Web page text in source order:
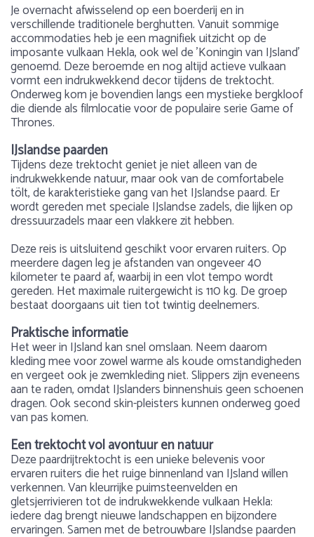
Je overnacht afwisselend op een boerderij en in
verschillende traditionele berghutten. Vanuit sommige
accommodaties heb je een magnifiek uitzicht op de
imposante vulkaan Hekla, ook wel de 'Koningin van IJsland'
genoemd. Deze beroemde en nog altijd actieve vulkaan
vormt een indrukwekkend decor tijdens de trektocht.
Onderweg kom je bovendien langs een mystieke bergkloof
die diende als filmlocatie voor de populaire serie Game of
Thrones.
IJslandse paarden
Tijdens deze trektocht geniet je niet alleen van de
indrukwekkende natuur, maar ook van de comfortabele
tölt, de karakteristieke gang van het IJslandse paard. Er
wordt gereden met speciale IJslandse zadels, die lijken op
dressuurzadels maar een vlakkere zit hebben.
Deze reis is uitsluitend geschikt voor ervaren ruiters. Op
meerdere dagen leg je afstanden van ongeveer 40
kilometer te paard af, waarbij in een vlot tempo wordt
gereden. Het maximale ruitergewicht is 110 kg. De groep
bestaat doorgaans uit tien tot twintig deelnemers.
Praktische informatie
Het weer in IJsland kan snel omslaan. Neem daarom
kleding mee voor zowel warme als koude omstandigheden
en vergeet ook je zwemkleding niet. Slippers zijn eveneens
aan te raden, omdat IJslanders binnenshuis geen schoenen
dragen. Ook second skin-pleisters kunnen onderweg goed
van pas komen.
Een trektocht vol avontuur en natuur
Deze paardrijtrektocht is een unieke belevenis voor
ervaren ruiters die het ruige binnenland van IJsland willen
verkennen. Van kleurrijke puimsteenvelden en
gletsjerrivieren tot de indrukwekkende vulkaan Hekla:
iedere dag brengt nieuwe landschappen en bijzondere
ervaringen. Samen met de betrouwbare IJslandse paarden